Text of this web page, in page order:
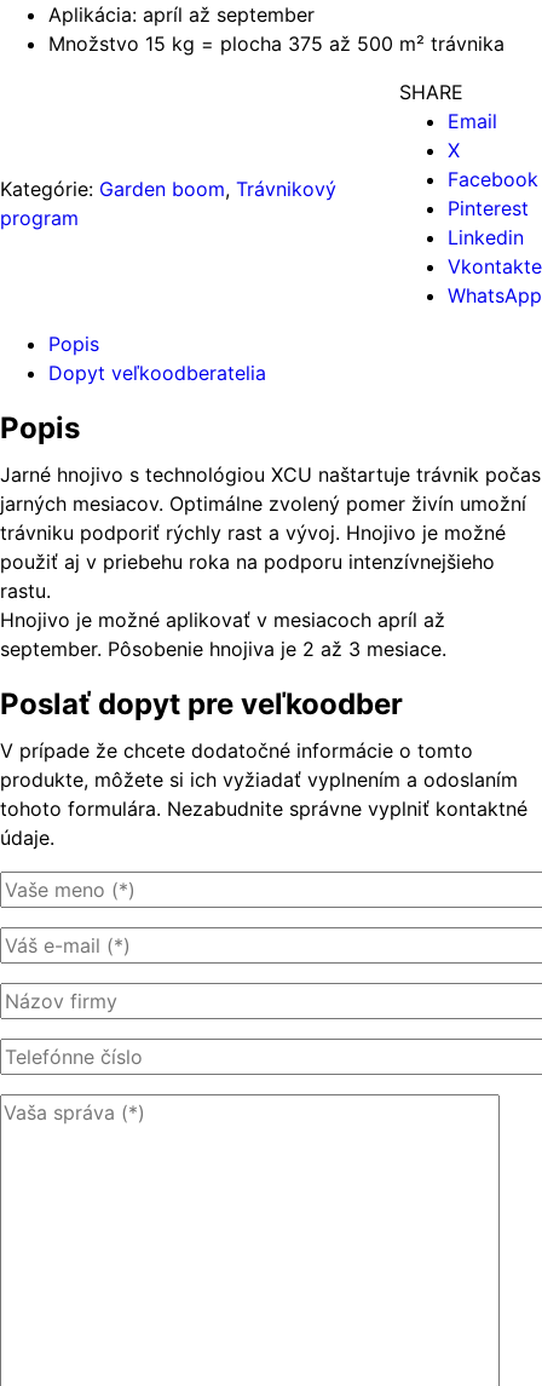
Aplikácia: apríl až september
Množstvo 15 kg = plocha 375 až 500 m² trávnika
Kategórie: Garden boom, Trávnikový
program
SHARE
Email
X
Facebook
Pinterest
Linkedin
Vkontakte
WhatsApp
Popis
Dopyt veľkoodberatelia
Popis
Jarné hnojivo s technológiou XCU naštartuje trávnik počas
jarných mesiacov. Optimálne zvolený pomer živín umožní
trávniku podporiť rýchly rast a vývoj. Hnojivo je možné
použiť aj v priebehu roka na podporu intenzívnejšieho
rastu.
Hnojivo je možné aplikovať v mesiacoch apríl až
september. Pôsobenie hnojiva je 2 až 3 mesiace.
Poslať dopyt pre veľkoodber
V prípade že chcete dodatočné informácie o tomto
produkte, môžete si ich vyžiadať vyplnením a odoslaním
tohoto formulára. Nezabudnite správne vyplniť kontaktné
údaje.